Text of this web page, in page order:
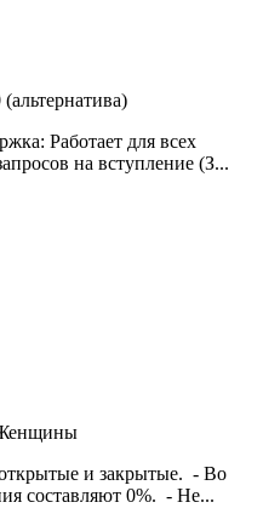
Работает для всех
на вступление (З...
и закрытые. - Во
составляют 0%. - Не...